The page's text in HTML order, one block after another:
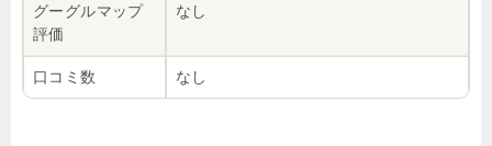
グーグルマップ
評価
なし
口コミ数 なし